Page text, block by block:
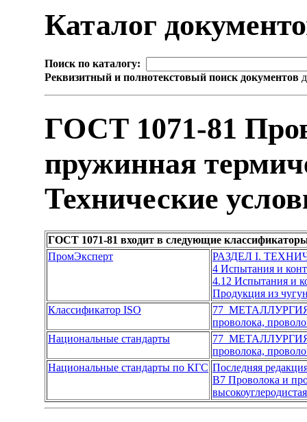
Каталог
Поиск по каталогу:
Реквизитный и полнотекстовый поиск документов
ГОСТ 1071-81
пружинная
Технические
ГОСТ 1071-81 входит в следующие
ПромЭксперт
РАЗДЕЛ I.
4 Испытания и
4.12 Испытания и
Продукция из
Классификатор ISO
77
проволока,
Национальные стандарты
77
проволока,
Национальные стандарты по КГС Последняя
В7 Проволока и
высокоуглеродистая